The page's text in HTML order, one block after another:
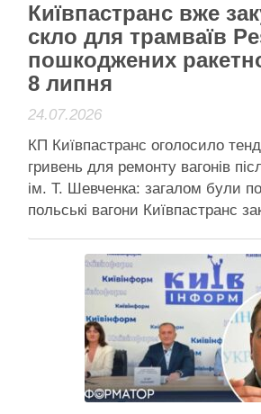
Київпастранс вже
скло для трамваїв
пошкоджених
8 липня
24.07.2026
КП Київпастранс оголосило
гривень для ремонту вагонів
ім. Т. Шевченка: загалом були
польські вагони Київпастранс
постраждали загалом 42
складу КП “Київпастранс”
закупівлю скла для …
Читати далі
Активісти району